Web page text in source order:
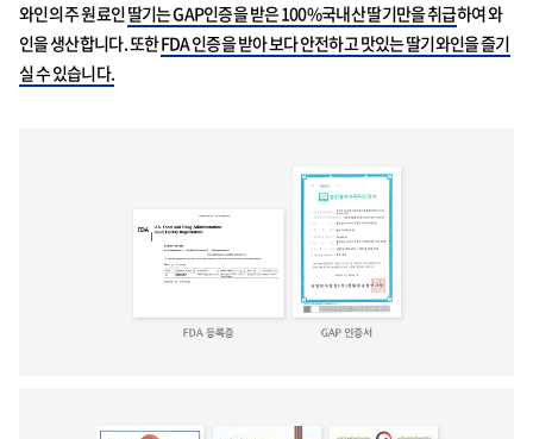
와인의 주 원료인딸기는 GAP인증을 받은 100%국내산 딸기만을 취급하여 와
인을 생산합니다. 또한FDA 인증을 받아 보다 안전하고 맛있는 딸기와인을 즐기
실 수 있습니다.